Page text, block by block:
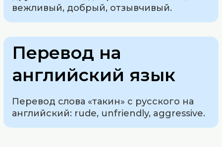
вежливый, добрый, отзывчивый.
Перевод на
английский язык
Перевод слова «такин» с русского на
английский: rude, unfriendly, aggressive.